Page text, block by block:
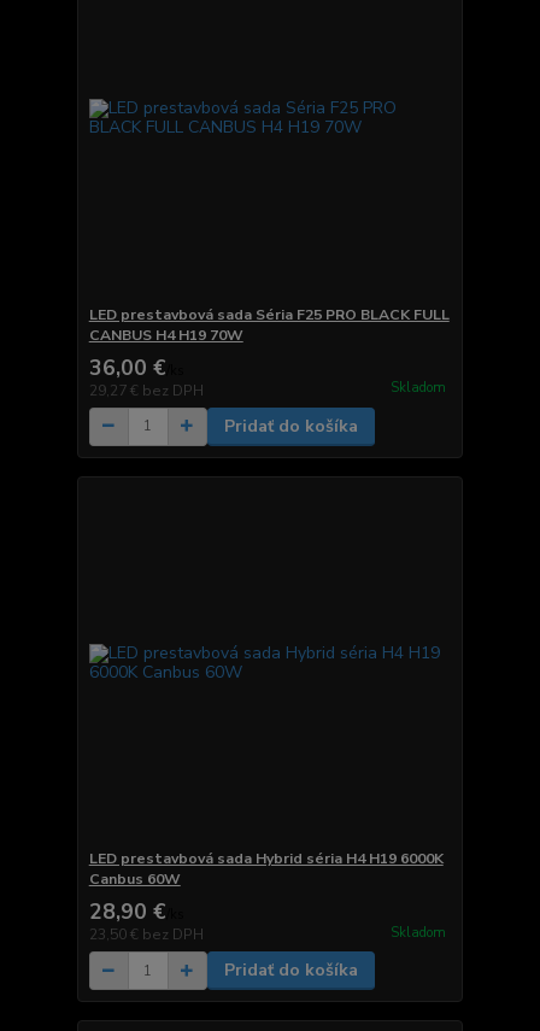
LED prestavbová sada Séria F25 PRO BLACK FULL
CANBUS H4 H19 70W
36,00 €
29,27 € bez DPH Skladom
Pridať do košíka
LED prestavbová sada Hybrid séria H4 H19 6000K
Canbus 60W
28,90 €
23,50 € bez DPH Skladom
Pridať do košíka